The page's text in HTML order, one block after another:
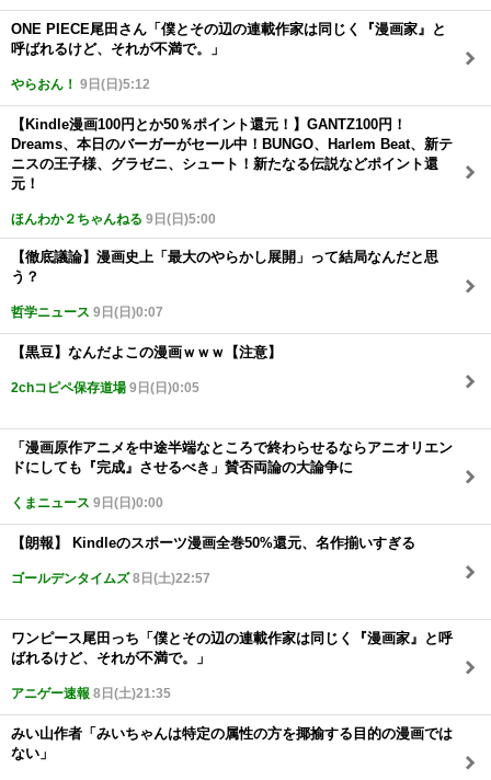
ONE PIECE尾田さん「僕とその辺の連載作家は同じく『漫画家』と
呼ばれるけど、それが不満で。」
やらおん！ 9日(日)5:12
【Kindle漫画100円とか50％ポイント還元！】GANTZ100円！
Dreams、本日のバーガーがセール中！BUNGO、Harlem Beat、新テ
ニスの王子様、グラゼニ、シュート！新たなる伝説などポイント還
元！
ほんわか２ちゃんねる 9日(日)5:00
【徹底議論】漫画史上「最大のやらかし展開」って結局なんだと思
う？
哲学ニュース 9日(日)0:07
【黒豆】なんだよこの漫画ｗｗｗ【注意】
2chコピペ保存道場 9日(日)0:05
「漫画原作アニメを中途半端なところで終わらせるならアニオリエン
ドにしても『完成』させるべき」賛否両論の大論争に
くまニュース 9日(日)0:00
【朗報】 Kindleのスポーツ漫画全巻50%還元、名作揃いすぎる
ゴールデンタイムズ8日(土)22:57
ワンピース尾田っち「僕とその辺の連載作家は同じく『漫画家』と呼
ばれるけど、それが不満で。」
アニゲー速報 8日(土)21:35
みい山作者「みいちゃんは特定の属性の方を揶揄する目的の漫画では
ない」